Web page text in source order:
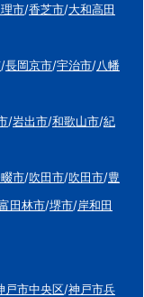
市/香芝市/大和高田
/長岡京市/宇治市/八幡
/岩出市/和歌山市/紀
市/吹田市/吹田市/豊
田林市/堺市/岸和田
戸市中央区/神戸市兵